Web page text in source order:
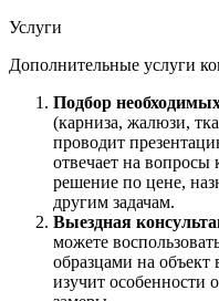
Услуги
Дополнительные услуги
Подбор
(карниза, жалюзи,
проводит
отвечает на вопросы
решение по цене,
другим задачам.
Выездная
можете
образцами на объект
изучит особенности